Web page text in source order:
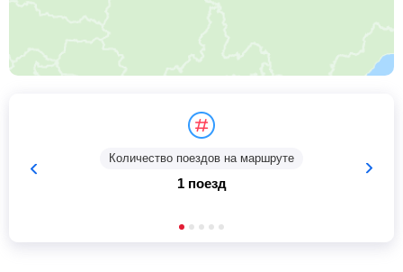
Количество поездов на маршруте
1 поезд